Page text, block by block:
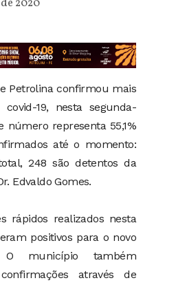
2020
Petrolina confirmou mais
19, nesta segunda-
número representa 55,1%
até o momento:
248 são detentos da
Edvaldo Gomes.
rápidos realizados nesta
positivos para o novo
O município também
através de